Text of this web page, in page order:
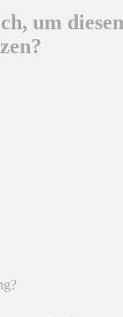
um diesen